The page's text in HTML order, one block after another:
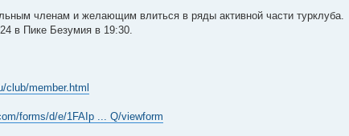
членам и желающим влиться в ряды активной части турклуба.
в Пике Безумия в 19:30.
club/member.html
forms/d/e/1FAIp ... Q/viewform